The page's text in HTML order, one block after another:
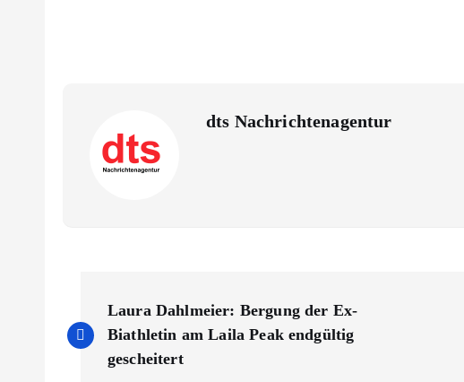
dts Nachrichtenagentur
e
Laura Dahlmeier: Bergung der Ex-
Biathletin am Laila Peak endgültig
gescheitert